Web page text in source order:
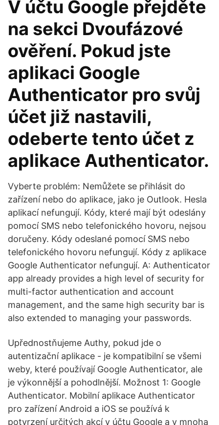
V účtu Google přejděte
na sekci Dvoufázové
ověření. Pokud jste
aplikaci Google
Authenticator pro svůj
účet již nastavili,
odeberte tento účet z
aplikace Authenticator.
Vyberte problém: Nemůžete se přihlásit do
zařízení nebo do aplikace, jako je Outlook. Hesla
aplikací nefungují. Kódy, které mají být odeslány
pomocí SMS nebo telefonického hovoru, nejsou
doručeny. Kódy odeslané pomocí SMS nebo
telefonického hovoru nefungují. Kódy z aplikace
Google Authenticator nefungují. A: Authenticator
app already provides a high level of security for
multi-factor authentication and account
management, and the same high security bar is
also extended to managing your passwords.
Upřednostňujeme Authy, pokud jde o
autentizační aplikace - je kompatibilní se všemi
weby, které používají Google Authenticator, ale
je výkonnější a pohodlnější. Možnost 1: Google
Authenticator. Mobilní aplikace Authenticator
pro zařízení Android a iOS se používá k
potvrzení určitých akcí v účtu Google a v mnoha